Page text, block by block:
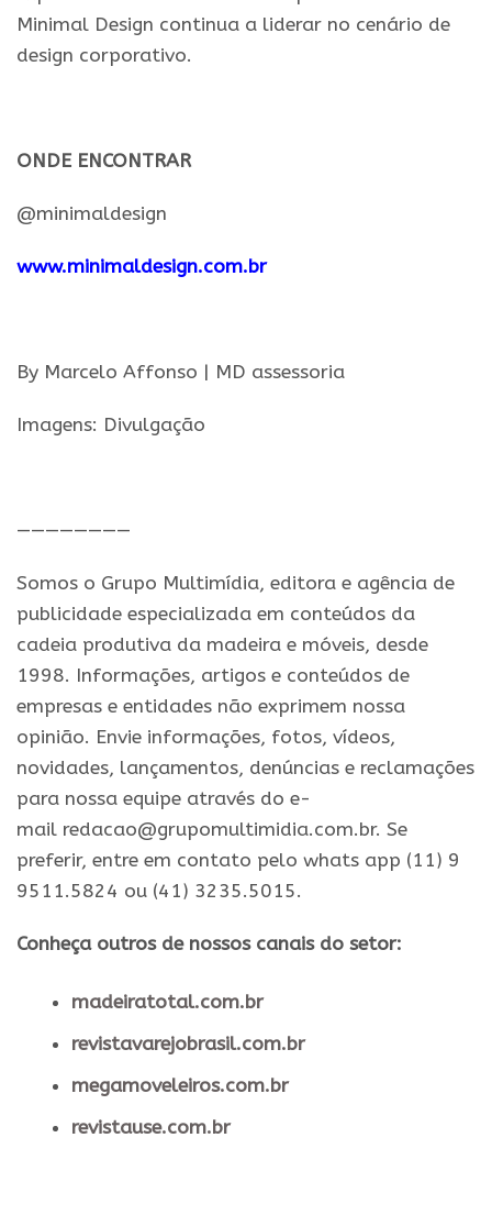
Minimal Design continua a liderar no cenário de
design corporativo.
ONDE ENCONTRAR
@minimaldesign
www.minimaldesign.com.br
By Marcelo Affonso | MD assessoria
Imagens: Divulgação
————————
Somos o Grupo Multimídia, editora e agência de
publicidade especializada em conteúdos da
cadeia produtiva da madeira e móveis, desde
1998. Informações, artigos e conteúdos de
empresas e entidades não exprimem nossa
opinião. Envie informações, fotos, vídeos,
novidades, lançamentos, denúncias e reclamações
para nossa equipe através do e-
mail redacao@grupomultimidia.com.br. Se
preferir, entre em contato pelo whats app (11) 9
9511.5824 ou (41) 3235.5015.
Conheça outros de nossos canais do setor:
madeiratotal.com.br
revistavarejobrasil.com.br
megamoveleiros.com.br
revistause.com.br